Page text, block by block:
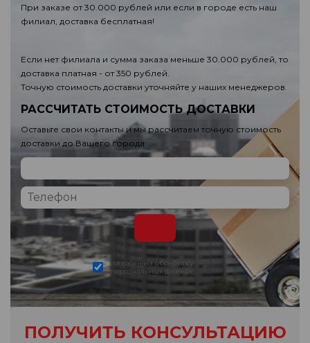
При заказе от 30.000 рублей или если в городе есть наш
филиал, доставка бесплатная!
Если нет филиала и сумма заказа меньше 30.000 рублей, то
доставка платная - от 350 рублей.
Точную стоимость доставки уточняйте у наших менеджеров.
РАССЧИТАТЬ СТОИМОСТЬ ДОСТАВКИ
Оставьте свои контакты и мы рассчитаем точную стоимость
доставки до Вашего города
согласен на обработку
персональных данных
ПОЛУЧИТЬ КОНСУЛЬТАЦИЮ